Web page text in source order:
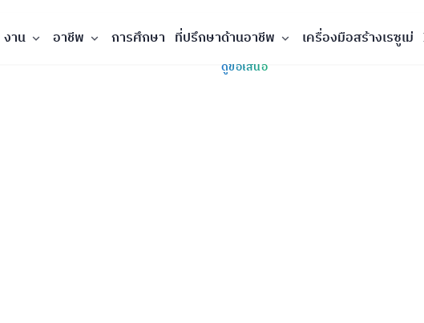
งาน อาชีพ การศึกษา ที่ปรึกษาด้านอาชีพ เครื่องมือสร้างเรซูเม่
ดูข้อเสนอ